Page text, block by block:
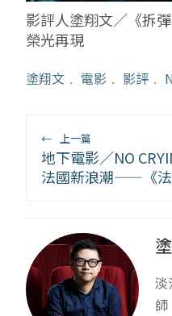
影評人塗翔文／《拆
榮光再現
塗翔文 ﹒ 電影 ﹒ 影評 ﹒
← 上一篇
地下電影／NO
法國新浪潮——《法
淡